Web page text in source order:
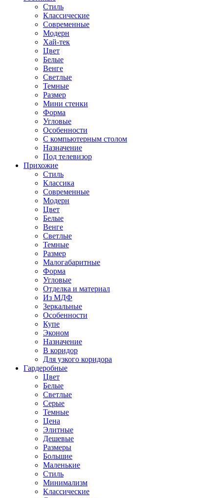
Стиль
Классические
Современные
Модерн
Хай-тек
Цвет
Белые
Венге
Светлые
Темные
Размер
Мини стенки
Форма
Угловые
Особенности
С компьютерным столом
Назначение
Под телевизор
Прихожие
Стиль
Классика
Современные
Модерн
Цвет
Белые
Венге
Светлые
Темные
Размер
Малогабаритные
Форма
Угловые
Отделка и материал
Из МДФ
Зеркальные
Особенности
Купе
Эконом
Назначение
В коридор
Для узкого коридора
Гардеробные
Цвет
Белые
Светлые
Серые
Темные
Цена
Элитные
Дешевые
Размеры
Большие
Маленькие
Стиль
Минимализм
Классические